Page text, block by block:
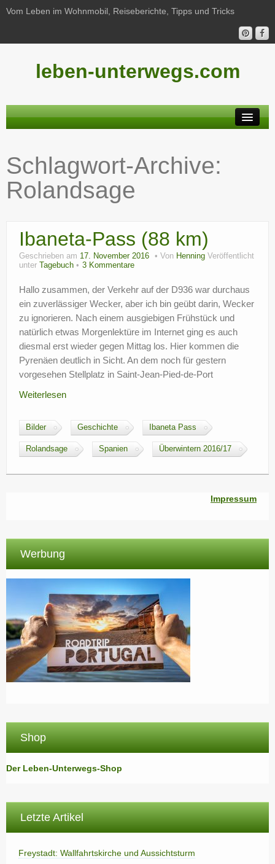
Vom Leben im Wohnmobil, Reiseberichte, Tipps und Tricks
leben-unterwegs.com
Reiseberichte
Unterwegs
Freizeit
Wohnmobil-Technik
?
Schlagwort-Archive:
Rolandsage
Ibaneta-Pass (88 km)
Geschrieben am 17. November 2016 Von Henning Veröffentlicht
unter
Tagebuch 3 Kommentare
Hallo zusammen, der Verkehr auf der D936 war durchaus
ein zuverlässiger Wecker, aber ich bin geübt darin, Wecker
zu ignorieren. Nach einem ausgiebigen Frühstück und
natürlich etwas Morgenlektüre im Internet ging es auch
diesmal erst wieder gegen Mittag los. Hier kommen die
Pyrenäen deutlich in Sicht. An dem noch für gestern
vorgesehen Stellplatz in Saint-Jean-Pied-de-Port
Weiterlesen
Bilder Geschichte Ibaneta Pass
Rolandsage Spanien Überwintern 2016/17
Impressum
Werbung
Shop
Der Leben-Unterwegs-Shop
Letzte Artikel
Freystadt: Wallfahrtskirche und Aussichtsturm